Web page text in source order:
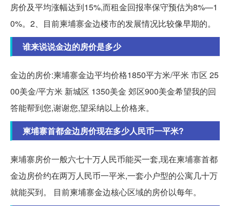
房价及平均涨幅达到15%,而租金回报率保守预估为8%—1
0%。2、目前柬埔寨金边楼市的发展情况比较像早期的。
谁来说说金边的房价是多少
金边的房价:柬埔寨金边平均价格1850平方米/平米 市区 25
00美金/平方米 新城区 1350美金 郊区900美金希望我的回
答能帮到您,谢谢您,望采纳以上价格来。
柬埔寨首都金边房价现在多少人民币一平米?
柬埔寨房价一般六七十万人民币能买一套,现在柬埔寨首都
金边房价约在两万人民币一平米,一套小户型的公寓几十万
就能买到。 目前柬埔寨金边核心区域的房价以每年。